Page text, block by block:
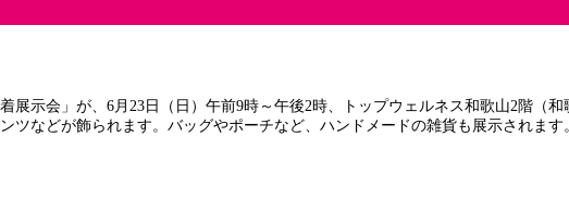
示会」が、6月23日（日）午前9時～午後2時、トップウェルネス和歌山2階（
などが飾られます。バッグやポーチなど、ハンドメードの雑貨も展示されます